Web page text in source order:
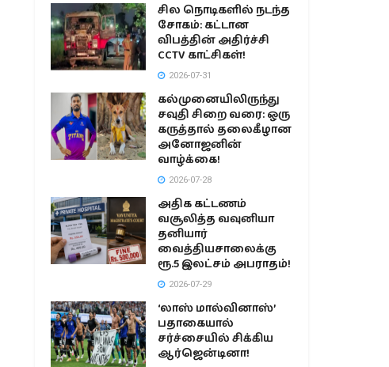
சில நொடிகளில் நடந்த
சோகம்: கட்டான
விபத்தின் அதிர்ச்சி
CCTV காட்சிகள்!
2026-07-31
கல்முனையிலிருந்து
சவுதி சிறை வரை: ஒரு
கருத்தால் தலைகீழான
அனோஜனின்
வாழ்க்கை!
2026-07-28
அதிக கட்டணம்
வசூலித்த வவுனியா
தனியார்
வைத்தியசாலைக்கு
ரூ.5 இலட்சம் அபராதம்!
2026-07-29
‘லாஸ் மால்வினாஸ்’
பதாகையால்
சர்ச்சையில் சிக்கிய
ஆர்ஜென்டினா!